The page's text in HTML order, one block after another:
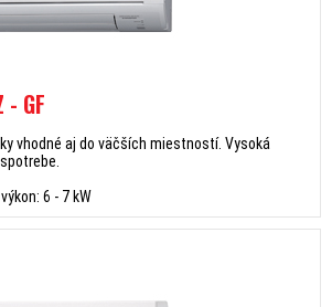
- GF
vhodné aj do väčších miestností. Vysoká
6 - 7 kW